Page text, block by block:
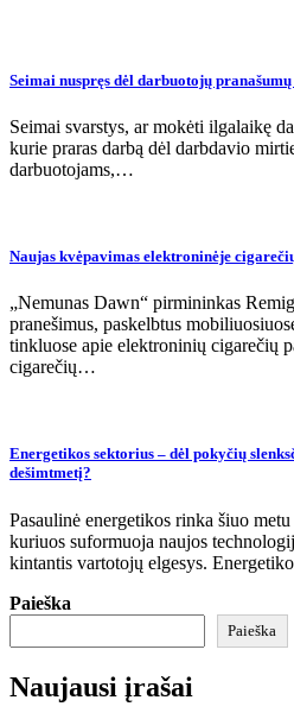
Seimai nuspręs dėl darbuotojų
Seimai svarstys, ar mokėti ilgalaikę
kurie praras darbą dėl darbdavio
darbuotojams,…
Naujas kvėpavimas elektroninėje
„Nemunas Dawn“ pirmininkas
pranešimus, paskelbtus
tinkluose apie elektroninių cigarečių
cigarečių…
Energetikos sektorius – dėl pokyčių
dešimtmetį?
Pasaulinė energetikos rinka šiuo
kuriuos suformuoja naujos
kintantis vartotojų elgesys.
Paieška
Paieška
Naujausi įrašai